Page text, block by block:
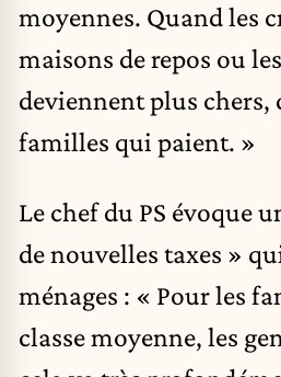
moyennes. Quand les
maisons de repos ou
deviennent plus chers,
familles qui paient. »
Le chef du PS évoque
de nouvelles taxes »
ménages : « Pour les
classe moyenne, les